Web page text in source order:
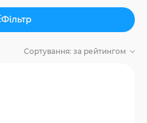
Фільтр
Сортування: за рейтингом